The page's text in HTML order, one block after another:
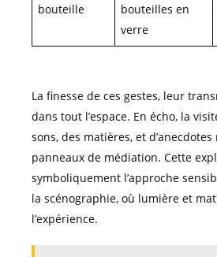
bouteille
bouteilles en
verre
La finesse de ces gestes, leur
dans tout l’espace. En écho, la
sons, des matières, et
panneaux de médiation. Cette
symboliquement l’approche
la scénographie, où lumière et
l’expérience.